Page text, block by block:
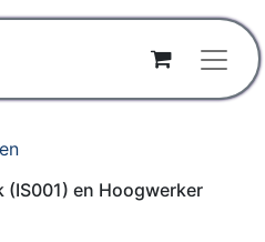
en Hoogwerker